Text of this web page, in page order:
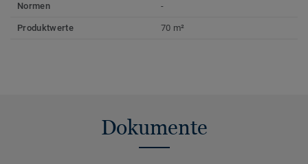
Normen
-
Produktwerte 70 m²
Dokumente